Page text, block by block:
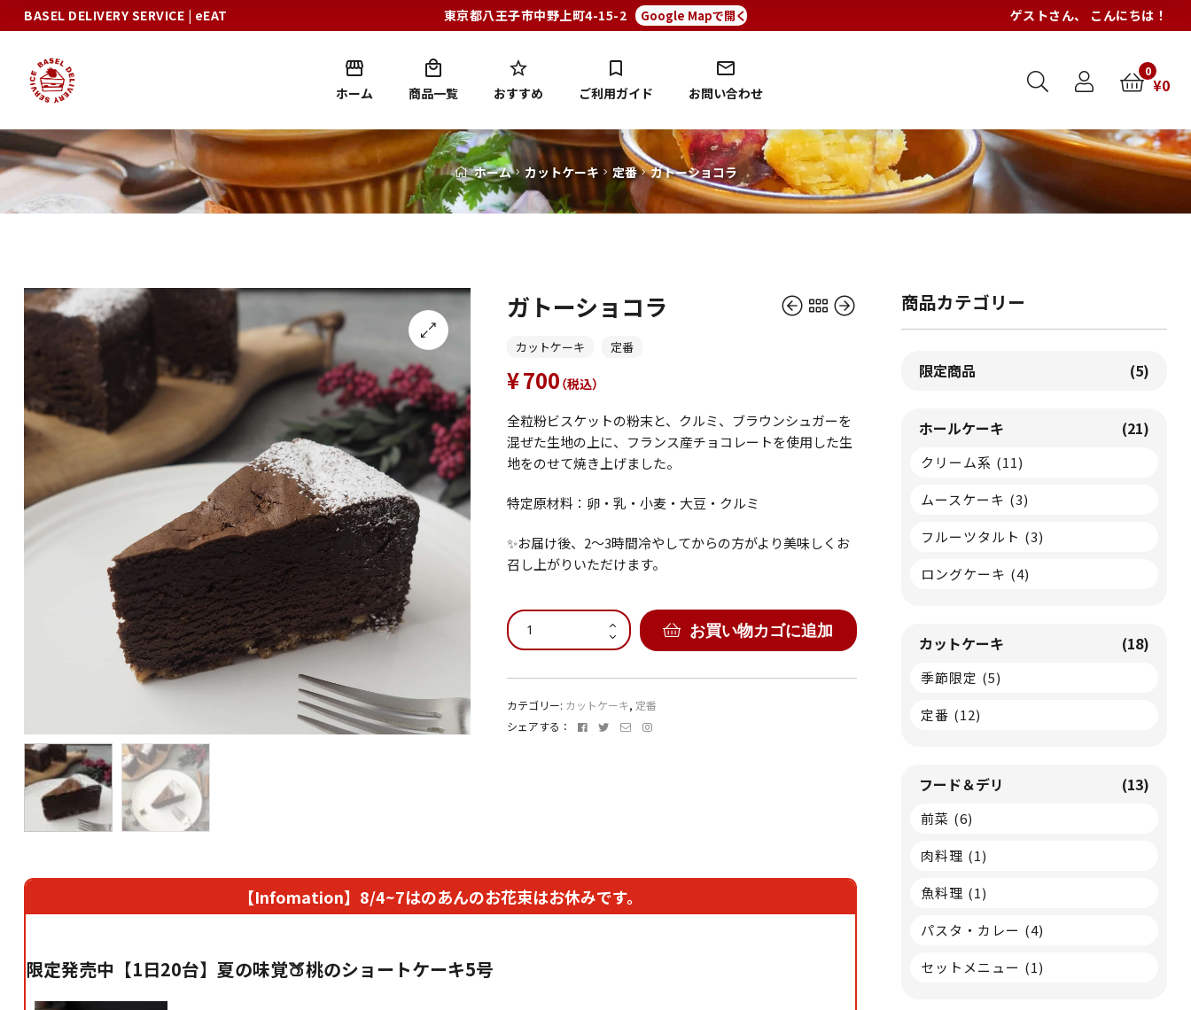
BASEL DELIVERY SERVICE | eEAT 東京都八王子市中野上町4-15-2 Google Mapで開く ゲストさん、 こんにちは！
ホーム 商品一覧 おすすめ ご利用ガイド お問い合わせ
0
¥0
ガ
ト
シ
ョ
コ
ラ
Blog
Detail
ホーム カットケーキ 定番 ガトーショコラ
🔍
ガトーショコラ
カットケーキ 定番
700（税込）
全粒粉ビスケットの粉末と、クルミ、ブラウンシュガーを
混ぜた生地の上に、フランス産チョコレートを使用した生
地をのせて焼き上げました。
特定原材料：卵・乳・小麦・大豆・クルミ
✨お届け後、2〜3時間冷やしてからの方がより美味しくお
召し上がりいただけます。
ガ
ト
シ
ョ
ラ
お買い物カゴに追加
カテゴリー: カットケーキ, 定番
シェアする：
FacebookTwitter
メ Instagram
【Infomation】8/4~7はのあんのお花束はお休みです。
限定発売中【1日20台】夏の味覚🍑桃のショートケーキ5号
商品カテゴリー
限定商品 (5)
ホールケーキ (21)
クリーム系 (11)
ムースケーキ (3)
フルーツタルト (3)
ロングケーキ (4)
カットケーキ (18)
季節限定 (5)
定番 (12)
フード＆デリ (13)
前菜 (6)
肉料理 (1)
魚料理 (1)
パスタ・カレー (4)
セットメニュー (1)